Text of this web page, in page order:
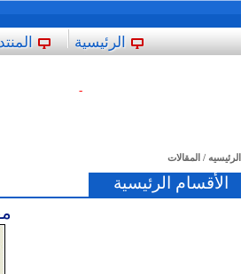
الرئيسية
-
الرئيسيه / المقالات
الأقسام الرئيسية